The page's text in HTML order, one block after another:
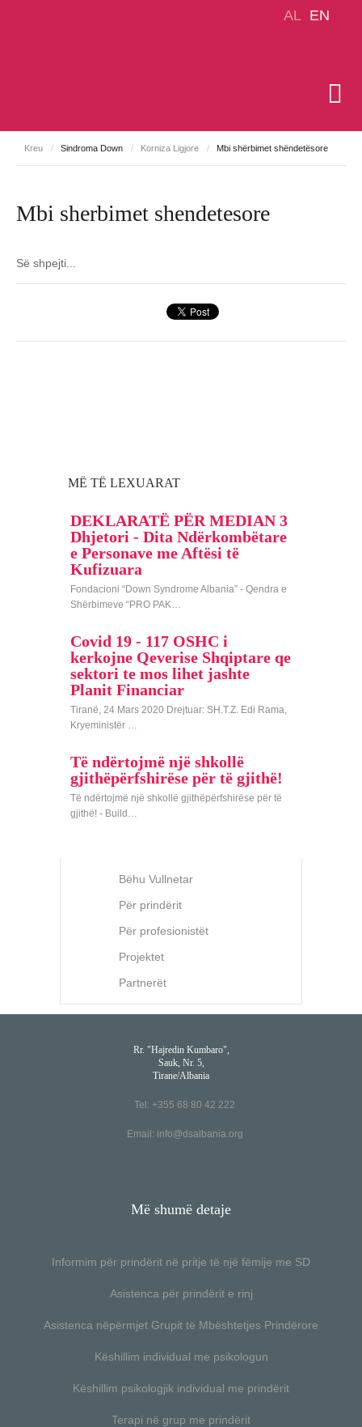
Kreu / Sindroma Down / Korniza Ligjore / Mbi shërbimet shëndetësore
Mbi sherbimet shendetesore
Së shpejti...
MË TË LEXUARAT
DEKLARATË PËR MEDIAN 3
Dhjetori - Dita Ndërkombëtare
e Personave me Aftësi të
Kufizuara
Fondacioni “Down Syndrome Albania” - Qendra e
Shërbimeve “PRO PAK…
Covid 19 - 117 OSHC i
kerkojne Qeverise Shqiptare qe
sektori te mos lihet jashte
Planit Financiar
Tiranë, 24 Mars 2020 Drejtuar: SH.T.Z. Edi Rama,
Kryeministër …
Të ndërtojmë një shkollë
gjithëpërfshirëse për të gjithë!
Të ndërtojmë një shkollë gjithëpërfshirëse për të
gjithë! - Build…
Bëhu Vullnetar
Për prindërit
Për profesionistët
Projektet
Partnerët
AL EN
Rr. "Hajredin Kumbaro",
Sauk, Nr. 5,
Tirane/Albania
Tel: +355 68 80 42 222
Email: info@dsalbania.org
Më shumë detaje
Informim për prindërit në pritje të një fëmije me SD
Asistenca për prindërit e rinj
Asistenca nëpërmjet Grupit të Mbështetjes Prindërore
Këshillim individual me psikologun
Këshillim psikologjik individual me prindërit
Terapi në grup me prindërit